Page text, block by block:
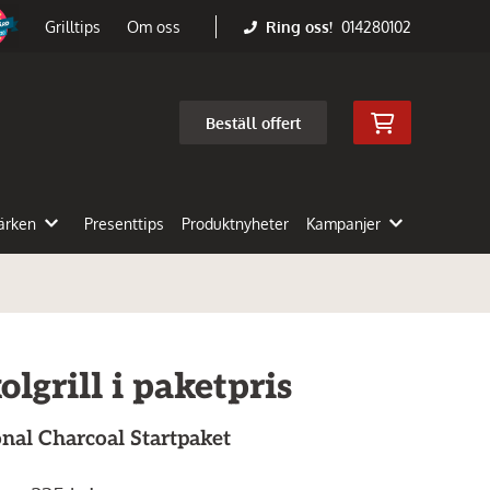
Grilltips Om oss Ring oss! 014280102
Beställ offert
Presenttips Produktnyheter Kampanjer
i paketpris
Charcoal Startpaket